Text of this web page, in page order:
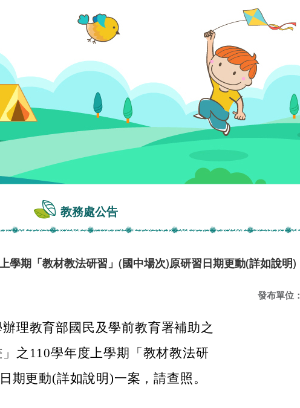
教務處公告
學期「教材教法研習」(國中場次)原研習日期更動(詳如說明)
發布單位：
理教育部國民及學前教育署補助之
」之110學年度上學期「教材教法研
期更動(詳如說明)一案，請查照。